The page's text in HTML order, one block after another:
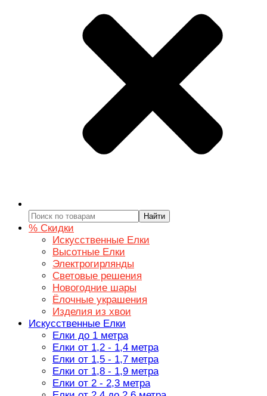
Найти
% Скидки
Искусственные Елки
Высотные Елки
Электрогирлянды
Световые решения
Новогодние шары
Ёлочные украшения
Изделия из хвои
Искусственные Елки
Елки до 1 метра
Елки от 1,2 - 1,4 метра
Елки от 1,5 - 1,7 метра
Елки от 1,8 - 1,9 метра
Елки от 2 - 2,3 метра